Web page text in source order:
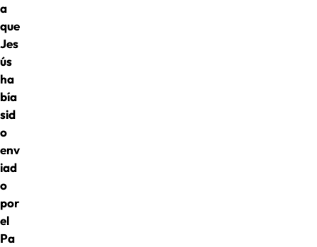
a
que
Jes
ús
ha
bía
sid
o
env
iad
o
por
el
Pa